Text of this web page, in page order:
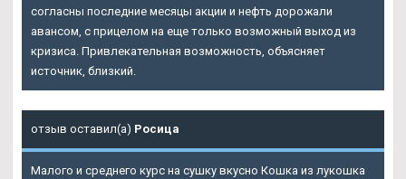
согласны последние месяцы акции и нефть дорожали
авансом, с прицелом на еще только возможный выход из
кризиса. Привлекательная возможность, объясняет
источник, близкий.
отзыв оставил(а) Росица
Малого и среднего курс на сушку вкусно Кошка из лукошка